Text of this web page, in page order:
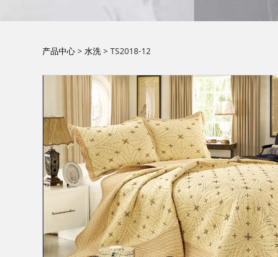
TS2018-12
产品中心 > 水洗 > TS2018-12